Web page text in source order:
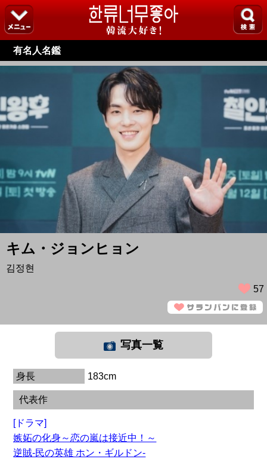
有名人名鑑
キム・ジョンヒョン
김정현
57
写真一覧
身長 183cm
代表作
[ドラマ]
嫉妬の化身～恋の嵐は接近中！～
逆賊-民の英雄 ホン・ギルドン-